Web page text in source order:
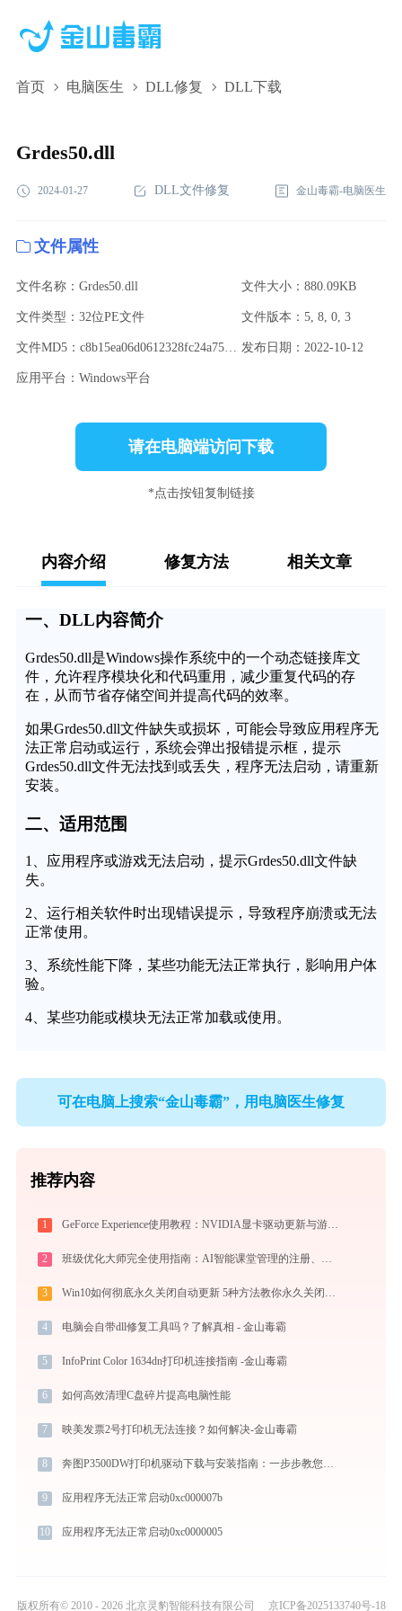
首页 电脑医生 DLL修复 DLL下载
Grdes50.dll,Grdes50.dll下载,Grdes50.dll修复
Grdes50.dll
2024-01-27 DLL文件修复 金山毒霸-电脑医生
文件属性
文件名称：Grdes50.dll 文件大小：880.09KB
文件类型：32位PE文件 文件版本：5, 8, 0, 3
文件MD5：c8b15ea06d0612328fc24a754af05cd4 发布日期：2022-10-12
应用平台：Windows平台
请在电脑端访问下载
*点击按钮复制链接
内容介绍 修复方法 相关文章
一、DLL内容简介
Grdes50.dll是Windows操作系统中的一个动态链接库文
件，允许程序模块化和代码重用，减少重复代码的存
在，从而节省存储空间并提高代码的效率。
如果Grdes50.dll文件缺失或损坏，可能会导致应用程序无
法正常启动或运行，系统会弹出报错提示框，提示
Grdes50.dll文件无法找到或丢失，程序无法启动，请重新
安装。
二、适用范围
1、应用程序或游戏无法启动，提示Grdes50.dll文件缺
失。
2、运行相关软件时出现错误提示，导致程序崩溃或无法
正常使用。
3、系统性能下降，某些功能无法正常执行，影响用户体
验。
4、某些功能或模块无法正常加载或使用。
可在电脑上搜索“金山毒霸”，用电脑医生修复
推荐内容
1 GeForce Experience使用教程：NVIDIA显卡驱动更新与游戏优化录制完全指南
2 班级优化大师完全使用指南：AI智能课堂管理的注册、实操与效率提升全攻略（2026最新）
3 Win10如何彻底永久关闭自动更新 5种方法教你永久关闭win10自动更新
4 电脑会自带dll修复工具吗？了解真相 - 金山毒霸
5 InfoPrint Color 1634dn打印机连接指南 -金山毒霸
6 如何高效清理C盘碎片提高电脑性能
7 映美发票2号打印机无法连接？如何解决-金山毒霸
8 奔图P3500DW打印机驱动下载与安装指南：一步步教您操作
9 应用程序无法正常启动0xc000007b
10 应用程序无法正常启动0xc0000005
版权所有© 2010 - 2026 北京灵豹智能科技有限公司 京ICP备2025133740号-18